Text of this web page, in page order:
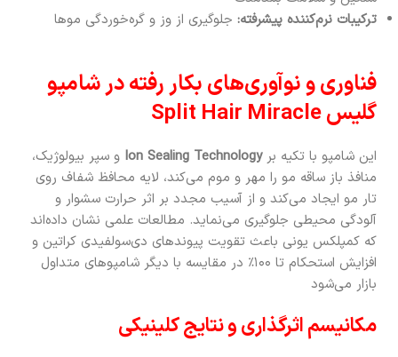
ترکیبات نرم‌کننده پیشرفته: جلوگیری از وز و گره‌خوردگی موها
فناوری و نوآوری‌های بکار رفته در شامپو
گلیس Split Hair Miracle
این شامپو با تکیه برIon Sealing Technology و سپر بیولوژیک،
منافذ باز ساقه مو را مهر و موم می‌کند، لایه محافظ شفاف روی
تار مو ایجاد می‌کند و از آسیب مجدد بر اثر حرارت سشوار و
آلودگی محیطی جلوگیری می‌نماید. مطالعات علمی نشان داده‌اند
که کمپلکس یونی باعث تقویت پیوندهای دی‌سولفیدی کراتین و
افزایش استحکام تا ۱۰۰٪ در مقایسه با دیگر شامپوهای متداول
بازار می‌شود
مکانیسم اثرگذاری و نتایج کلینیکی